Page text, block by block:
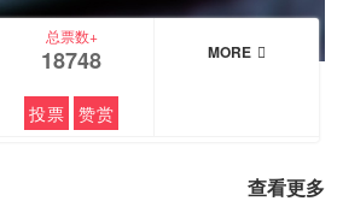
总票数+
18748
投票 赞赏
MORE
查看更多